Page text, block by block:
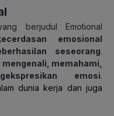
berjudul Emotional
emosional
seseorang.
memahami,
emosi.
dunia kerja dan juga